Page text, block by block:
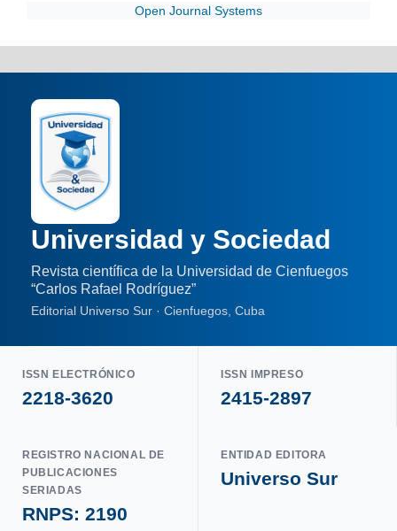
Open Journal Systems
Universidad y Sociedad
Revista científica de la Universidad de Cienfuegos
“Carlos Rafael Rodríguez”
Editorial Universo Sur · Cienfuegos, Cuba
ISSN ELECTRÓNICO
2218-3620
ISSN IMPRESO
2415-2897
REGISTRO NACIONAL DE
PUBLICACIONES
SERIADAS
RNPS: 2190
ENTIDAD EDITORA
Universo Sur